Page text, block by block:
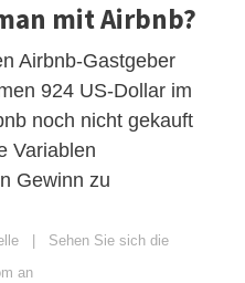
mit Airbnb?
Airbnb-Gastgeber
924 US-Dollar im
noch nicht gekauft
Variablen
Gewinn zu
Sehen Sie sich die
an